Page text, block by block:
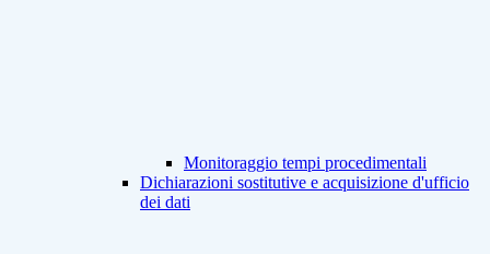
Monitoraggio tempi procedimentali
Dichiarazioni sostitutive e acquisizione d'ufficio
dei dati